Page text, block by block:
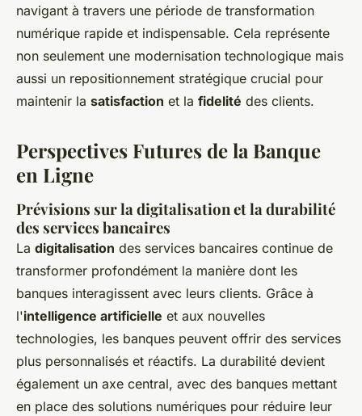
navigant à travers une période de transformation
numérique rapide et indispensable. Cela représente
non seulement une modernisation technologique mais
aussi un repositionnement stratégique crucial pour
maintenir la satisfaction et la fidelité des clients.
Perspectives Futures de la Banque
en Ligne
Prévisions sur la digitalisation et la durabilité
des services bancaires
La digitalisation des services bancaires continue de
transformer profondément la manière dont les
banques interagissent avec leurs clients. Grâce à
l'intelligence artificielle et aux nouvelles
technologies, les banques peuvent offrir des services
plus personnalisés et réactifs. La durabilité devient
également un axe central, avec des banques mettant
en place des solutions numériques pour réduire leur